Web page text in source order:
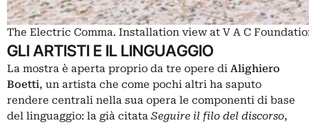
The Electric Comma. Installation view at V A C
GLI ARTISTI E IL LINGUAGGIO
La mostra è aperta proprio da tre opere di Alighiero
Boetti, un artista che come pochi altri ha saputo
rendere centrali nella sua opera le componenti di base
del linguaggio: la già citata Seguire il filo del discorso,